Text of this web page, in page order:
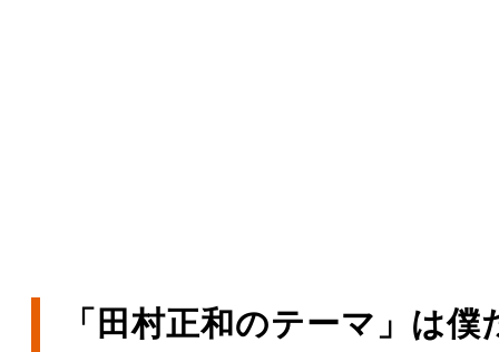
「田村正和のテーマ」は